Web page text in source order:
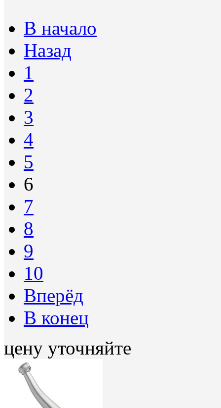
В начало
Назад
1
2
3
4
5
6
7
8
9
10
Вперёд
В конец
цену уточняйте